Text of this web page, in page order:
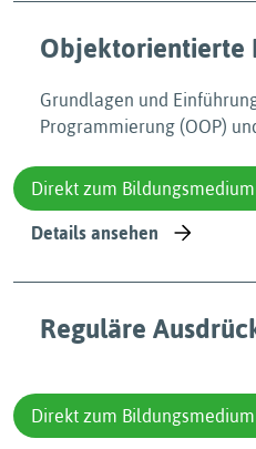
Objektorientierte
Grundlagen und
Programmierung (OOP)
Direkt zum Bildungsmedium
Details ansehen
Reguläre
Direkt zum Bildungsmedium